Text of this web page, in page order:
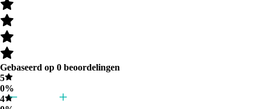
Gebaseerd op 0 beoordelingen
5
0%
4